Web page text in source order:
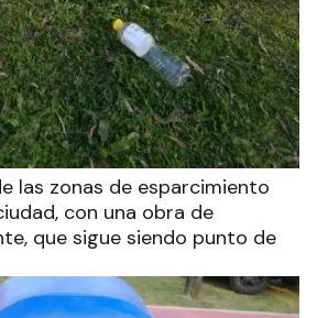
las zonas de esparcimiento
con una obra de
que sigue siendo punto de